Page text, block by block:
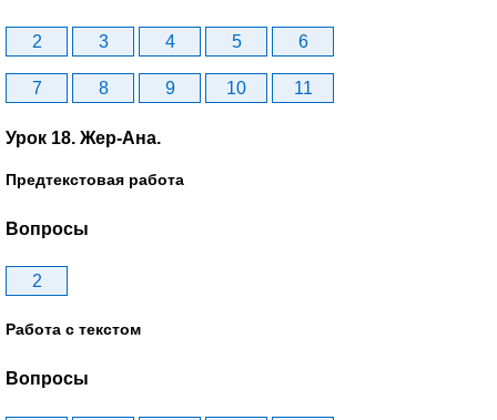
2 3 4 5 6
7 8 9 10 11
Урок 18. Жер-Ана.
Предтекстовая работа
Вопросы
2
Работа с текстом
Вопросы